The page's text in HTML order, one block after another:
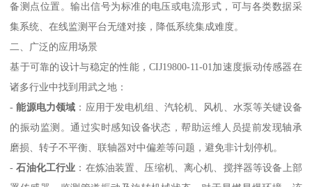
备测点位置。输出信号为标准的电压或电流形式，可与各类数据采
集系统、在线监测平台无缝对接，降低系统集成难度。
二、广泛的应用场景
基于可靠的设计与稳定的性能，CIJ19800-11-01加速度振动传感器在
诸多行业中找到用武之地：
-能源电力领域 ：应用于发电机组、汽轮机、风机、水泵等关键设备
的振动监测。通过实时感知设备状态，帮助运维人员提前发现轴承
磨损、转子不平衡、联轴器对中偏差等问题，避免非计划停机。
-石油化工行业 ：在炼油装置、压缩机、离心机、搅拌器等设备上部